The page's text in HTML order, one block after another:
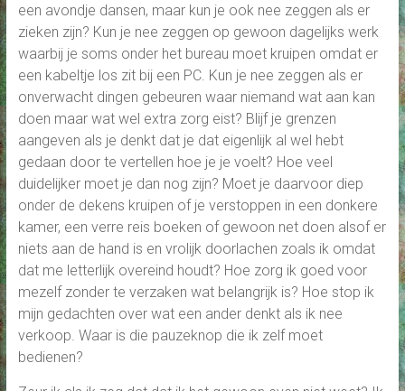
een avondje dansen, maar kun je ook nee zeggen als er
zieken zijn? Kun je nee zeggen op gewoon dagelijks werk
waarbij je soms onder het bureau moet kruipen omdat er
een kabeltje los zit bij een PC. Kun je nee zeggen als er
onverwacht dingen gebeuren waar niemand wat aan kan
doen maar wat wel extra zorg eist? Blijf je grenzen
aangeven als je denkt dat je dat eigenlijk al wel hebt
gedaan door te vertellen hoe je je voelt? Hoe veel
duidelijker moet je dan nog zijn? Moet je daarvoor diep
onder de dekens kruipen of je verstoppen in een donkere
kamer, een verre reis boeken of gewoon net doen alsof er
niets aan de hand is en vrolijk doorlachen zoals ik omdat
dat me letterlijk overeind houdt? Hoe zorg ik goed voor
mezelf zonder te verzaken wat belangrijk is? Hoe stop ik
mijn gedachten over wat een ander denkt als ik nee
verkoop. Waar is die pauzeknop die ik zelf moet
bedienen?